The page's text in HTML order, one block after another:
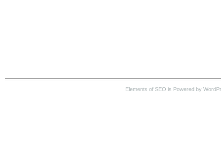
Elements of SEO is Powered by